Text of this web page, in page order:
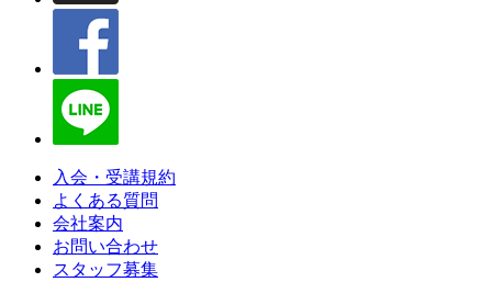
入会・受講規約
よくある質問
会社案内
お問い合わせ
スタッフ募集